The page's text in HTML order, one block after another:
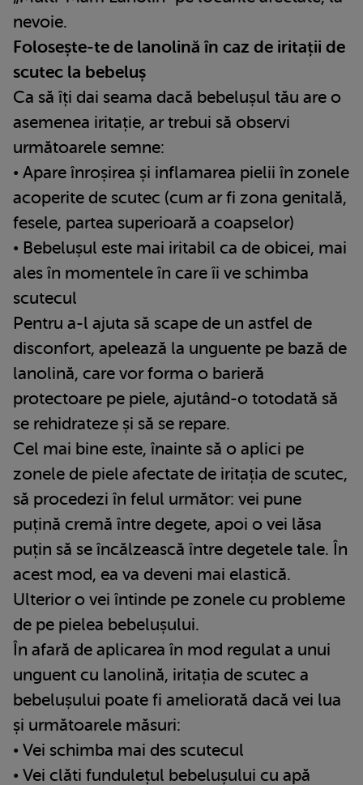
nevoie.
Folosește-te de lanolină în caz de iritații de
scutec la bebeluș
Ca să îți dai seama dacă bebelușul tău are o
asemenea iritație, ar trebui să observi
următoarele semne:
• Apare înroșirea și inflamarea pielii în zonele
acoperite de scutec (cum ar fi zona genitală,
fesele, partea superioară a coapselor)
• Bebelușul este mai iritabil ca de obicei, mai
ales în momentele în care îi ve schimba
scutecul
Pentru a-l ajuta să scape de un astfel de
disconfort, apelează la unguente pe bază de
lanolină, care vor forma o barieră
protectoare pe piele, ajutând-o totodată să
se rehidrateze și să se repare.
Cel mai bine este, înainte să o aplici pe
zonele de piele afectate de iritația de scutec,
să procedezi în felul următor: vei pune
puțină cremă între degete, apoi o vei lăsa
puțin să se încălzească între degetele tale. În
acest mod, ea va deveni mai elastică.
Ulterior o vei întinde pe zonele cu probleme
de pe pielea bebelușului.
În afară de aplicarea în mod regulat a unui
unguent cu lanolină, iritația de scutec a
bebelușului poate fi ameliorată dacă vei lua
și următoarele măsuri:
• Vei schimba mai des scutecul
• Vei clăti fundulețul bebelușului cu apă